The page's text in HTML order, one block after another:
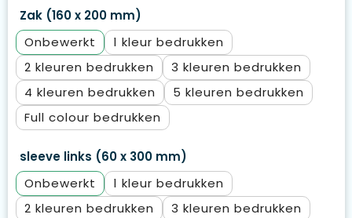
Zak (160 x 200 mm)
Onbewerkt
1
2
3
4
5
Full colour
sleeve links (60 x 300 mm)
Onbewerkt
1
2
3